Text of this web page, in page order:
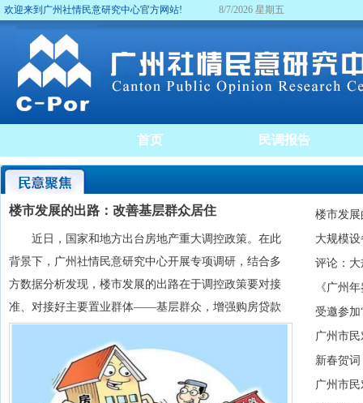
欢迎来到广州社情民意研究中心官方网站! 8/7/2026 星期五
首页 民调报告
楼市发展的出路：改善基层群众居住
近日，国家和地方出台房地产重大调控政策。在此
背景下，广州社情民意研究中心开展专项调研，结合多
方数据分析发现，楼市发展的出路在于调控政策要对接
准、对接好主要置业群体——基层群众，增强购房贷款
楼市发
大规模
评论：
《广州
受邀参加
广州市民
新春贺词
广州市